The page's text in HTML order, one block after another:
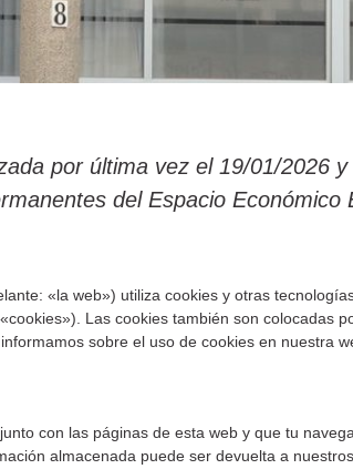
por última vez el 19/01/2026
del Espacio Económico
«la web») utiliza cookies y otras
Las cookies también son colocadas
sobre el uso de cookies en nuestra
con las páginas de esta web y que tu
almacenada puede ser devuelta a